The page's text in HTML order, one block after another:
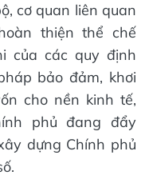
cơ quan liên quan
thiện thể chế
của các quy định
bảo đảm, khơi
cho nền kinh tế,
phủ đang đẩy
dựng Chính phủ